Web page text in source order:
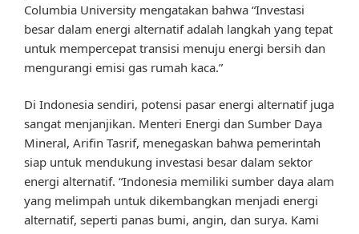
Columbia University mengatakan bahwa “Investasi
besar dalam energi alternatif adalah langkah yang tepat
untuk mempercepat transisi menuju energi bersih dan
mengurangi emisi gas rumah kaca.”
Di Indonesia sendiri, potensi pasar energi alternatif juga
sangat menjanjikan. Menteri Energi dan Sumber Daya
Mineral, Arifin Tasrif, menegaskan bahwa pemerintah
siap untuk mendukung investasi besar dalam sektor
energi alternatif. “Indonesia memiliki sumber daya alam
yang melimpah untuk dikembangkan menjadi energi
alternatif, seperti panas bumi, angin, dan surya. Kami